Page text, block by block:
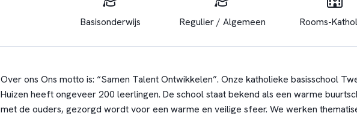
Basisonderwijs Regulier / Algemeen Rooms-
Over ons Ons motto is: “Samen Talent Ontwikkelen”. Onze katholieke basisschool
Huizen heeft ongeveer 200 leerlingen. De school staat bekend als een warme
met de ouders, gezorgd wordt voor een warme en veilige sfeer. We werken